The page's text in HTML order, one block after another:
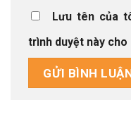
Lưu tên của
trình duyệt này cho